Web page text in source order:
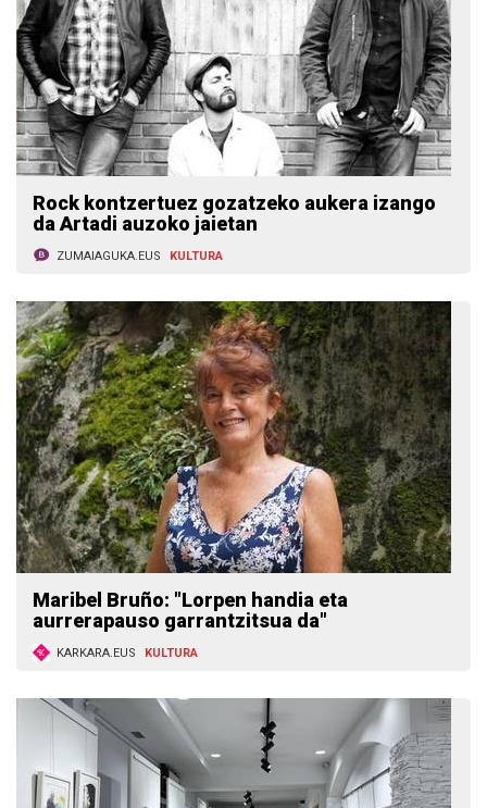
Rock kontzertuez gozatzeko aukera izango
da Artadi auzoko jaietan
ZUMAIAGUKA.EUS KULTURA
Maribel Bruño: "Lorpen handia eta
aurrerapauso garrantzitsua da"
KARKARA.EUS KULTURA